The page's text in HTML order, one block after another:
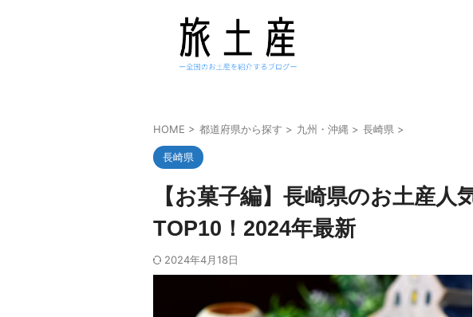
HOME > 都道府県から探す > 九州・沖縄 > 長崎県 >
長崎県
【お菓子編】長崎県のお土産人
TOP10！2024年最新
2024年4月18日